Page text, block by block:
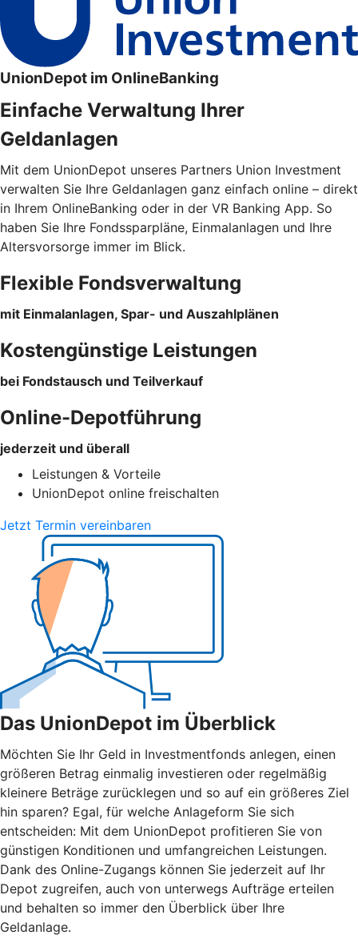
UnionDepot im OnlineBanking
Einfache Verwaltung Ihrer
Geldanlagen
Mit dem UnionDepot unseres Partners Union Investment
verwalten Sie Ihre Geldanlagen ganz einfach online – direkt
in Ihrem OnlineBanking oder in der VR Banking App. So
haben Sie Ihre Fondssparpläne, Einmalanlagen und Ihre
Altersvorsorge immer im Blick.
Flexible Fondsverwaltung
mit Einmalanlagen, Spar- und Auszahlplänen
Kostengünstige Leistungen
bei Fondstausch und Teilverkauf
Online-Depotführung
jederzeit und überall
Leistungen & Vorteile
UnionDepot online freischalten
Jetzt Termin vereinbaren
Das UnionDepot im Überblick
Möchten Sie Ihr Geld in Investmentfonds anlegen, einen
größeren Betrag einmalig investieren oder regelmäßig
kleinere Beträge zurücklegen und so auf ein größeres Ziel
hin sparen? Egal, für welche Anlageform Sie sich
entscheiden: Mit dem UnionDepot profitieren Sie von
günstigen Konditionen und umfangreichen Leistungen.
Dank des Online-Zugangs können Sie jederzeit auf Ihr
Depot zugreifen, auch von unterwegs Aufträge erteilen
und behalten so immer den Überblick über Ihre
Geldanlage.